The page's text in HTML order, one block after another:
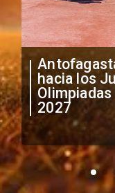
"Falta de
anuncia
irregular
extranjeros